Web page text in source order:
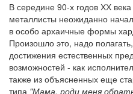
В середине 90-х годов ХХ
металлисты неожиданно
в особо архаичные формы
Произошло это, надо
достижения естественных
возможностей - как
также из объясненных еще
типа "Мама, роди меня